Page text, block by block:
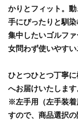
かりとフィット。動
手にぴったりと馴
集中したいゴルフ
女問わず使いやすい
ひとつひとつ丁寧
へお届けいたします
※左手用（左手装着
すので、商品選択の